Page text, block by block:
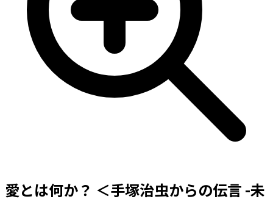
愛とは何か？ ＜手塚治虫からの伝言 -未